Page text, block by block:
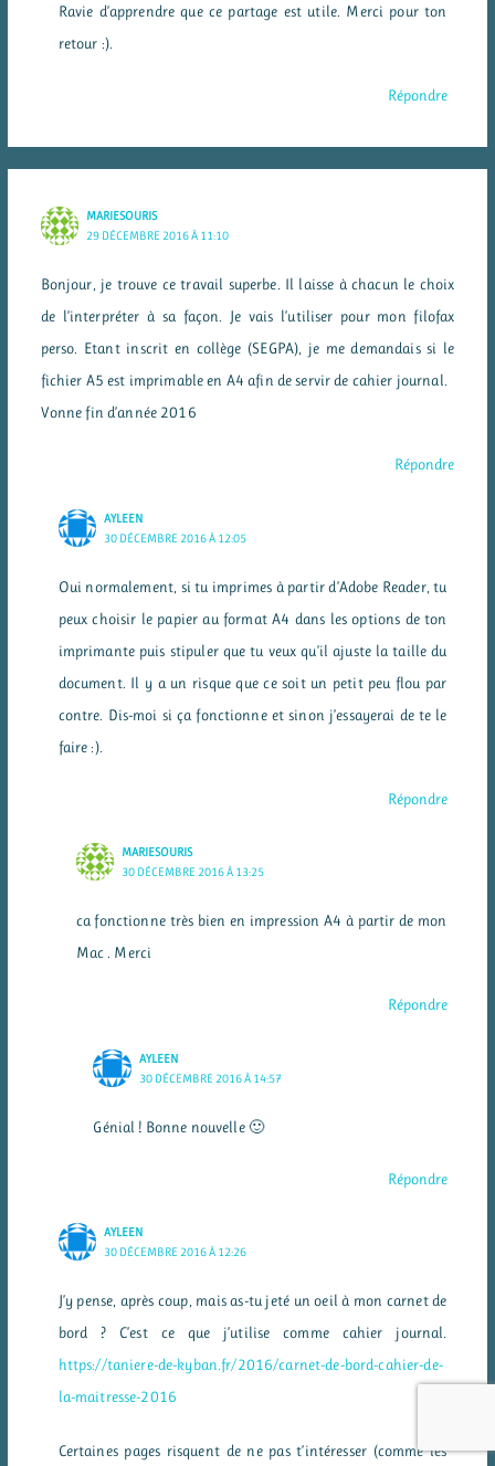
Ravie d’apprendre que ce partage est utile. Merci pour ton
retour :).
Répondre
MARIESOURIS
29 DÉCEMBRE 2016 À 11:10
Bonjour, je trouve ce travail superbe. Il laisse à chacun le choix
de l’interpréter à sa façon. Je vais l’utiliser pour mon filofax
perso. Etant inscrit en collège (SEGPA), je me demandais si le
fichier A5 est imprimable en A4 afin de servir de cahier journal.
Vonne fin d’année 2016
Répondre
AYLEEN
30 DÉCEMBRE 2016 À 12:05
Oui normalement, si tu imprimes à partir d’Adobe Reader, tu
peux choisir le papier au format A4 dans les options de ton
imprimante puis stipuler que tu veux qu’il ajuste la taille du
document. Il y a un risque que ce soit un petit peu flou par
contre. Dis-moi si ça fonctionne et sinon j’essayerai de te le
faire :).
Répondre
MARIESOURIS
30 DÉCEMBRE 2016 À 13:25
ca fonctionne très bien en impression A4 à partir de mon
Mac . Merci
Répondre
AYLEEN
30 DÉCEMBRE 2016 À 14:57
Génial ! Bonne nouvelle 🙂
Répondre
AYLEEN
30 DÉCEMBRE 2016 À 12:26
J’y pense, après coup, mais as-tu jeté un oeil à mon carnet de
bord ? C’est ce que j’utilise comme cahier journal.
https://taniere-de-kyban.fr/2016/carnet-de-bord-cahier-de-
la-maitresse-2016
Certaines pages risquent de ne pas t’intéresser (comme les